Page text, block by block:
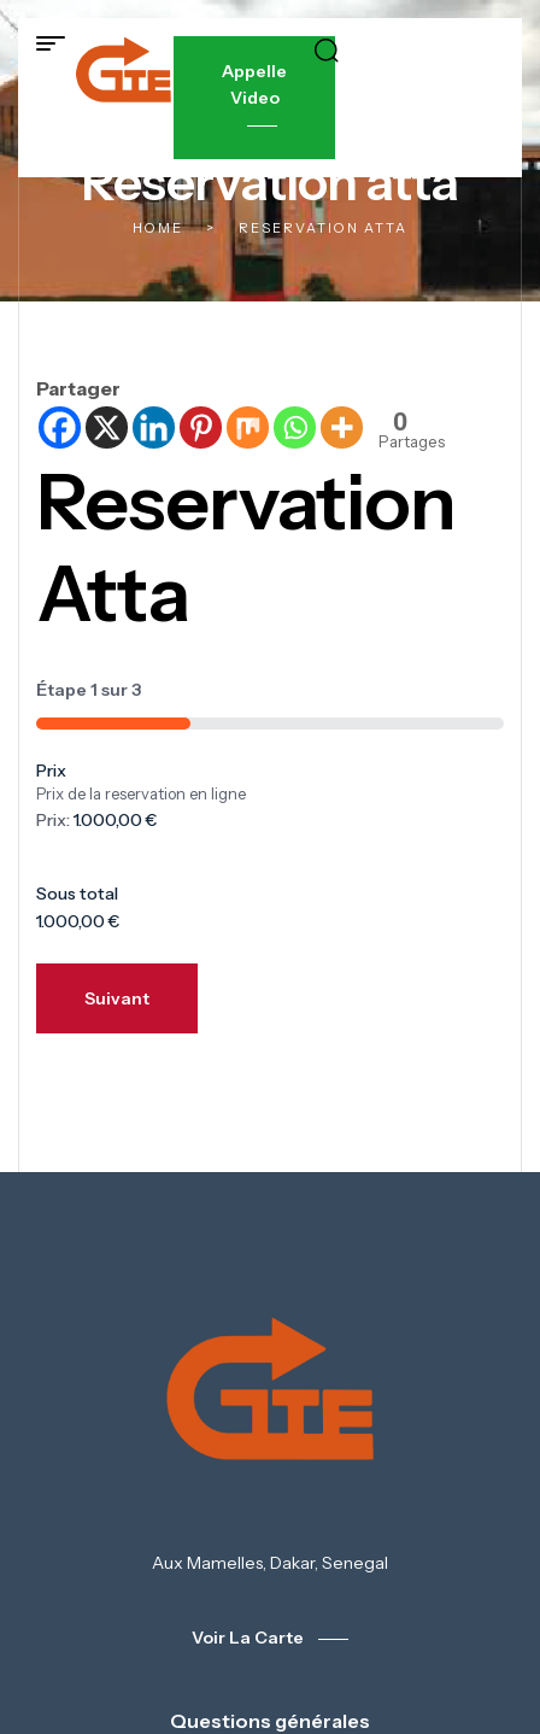
Appelle
Video
Reservation atta
HOME > RESERVATION ATTA
Partager
0
Partages
Reservation
Atta
Étape 1 sur3
33%
Prix
Prix de la reservation en ligne
Prix:
Sous total
Aux Mamelles, Dakar, Senegal
Voir La Carte
Questions générales